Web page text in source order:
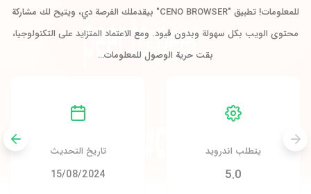
للمعلومات! تطبيق "CENO BROWSER" بيقدملك الفرصة دي، ويتيح لك مشاركة
الويب بكل سهولة وبدون قيود. ومع الاعتماد المتزايد على التكنولوجيا،
بقت حرية الوصول للمعلومات…
يتطلب اندرويد
5.0
تاريخ التحديث
15/08/2024